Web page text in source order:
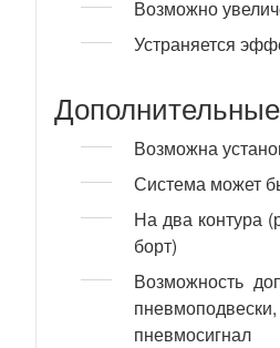
Возможно
Устраняется
Возможна
Система может
На два контура
борт)
Возможность
пневмосигнал